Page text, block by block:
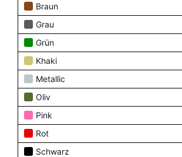
Braun
Grau
Grün
Khaki
Metallic
Oliv
Pink
Rot
Schwarz